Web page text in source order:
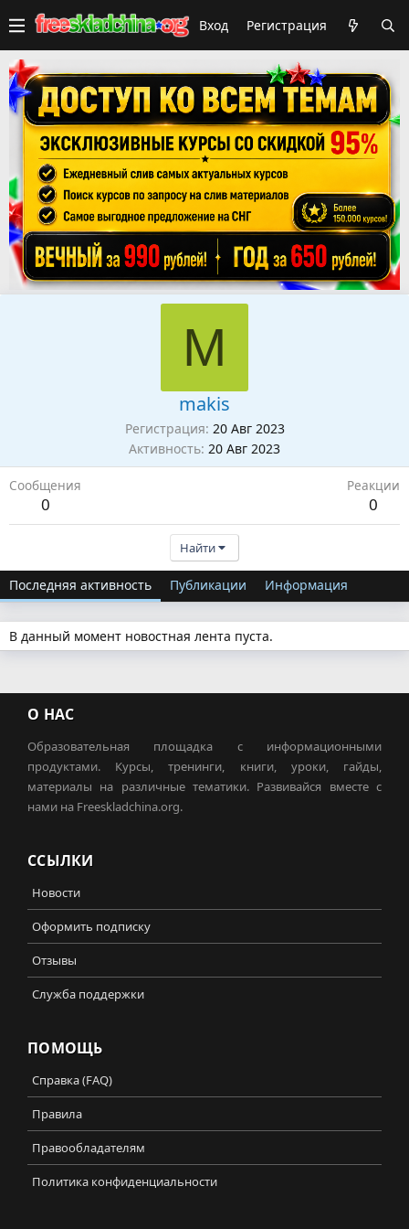
Вход Регистрация
M
makis
Регистрация 20 Авг 2023
Активность 20 Авг 2023
Сообщения
0
Реакции
0
Найти
Последняя активность Публикации Информация
В данный момент новостная лента пуста.
О НАС
Образовательная площадка с информационными
продуктами. Курсы, тренинги, книги, уроки, гайды,
материалы на различные тематики. Развивайся вместе с
нами на Freeskladchina.org.
ССЫЛКИ
Новости
Оформить подписку
Отзывы
Служба поддержки
ПОМОЩЬ
Справка (FAQ)
Правила
Правообладателям
Политика конфиденциальности